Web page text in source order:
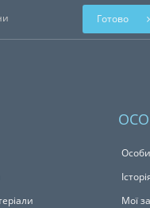
Готово
Мої